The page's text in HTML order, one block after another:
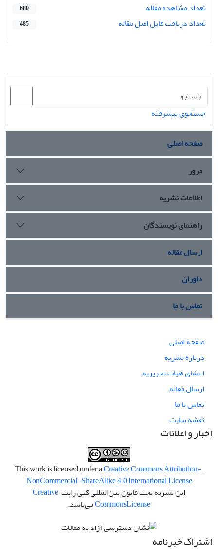
تعداد مشاهده مقاله
680
تعداد دریافت فایل اصل مقاله 485
جستجوی پیشرفته
صفحه اصلی
مرور
اطلاعات نشریه
راهنمای نویسندگان
ارسال مقاله
داوران
تماس با ما
صفحه اصلی
درباره نشریه
اعضای هیات تحریریه
ارسال مقاله
تماس با ما
نقشه سایت
اخبار و اعلانات
.This work is licensed under a
Creative Commons Attribution-
NonCommercial-ShareAlike 4.0 International License
این نشریه تحت قانون بین‌المللی کپی رایت Creative
CommonsLicense می‌باشد.
اشتراک خبرنامه